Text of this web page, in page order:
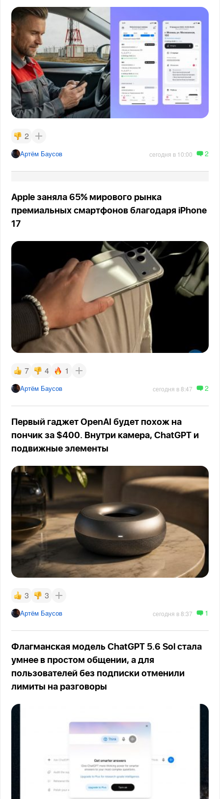
2
Артём Баусов сегодня в 10:00 2
Apple заняла 65% мирового рынка
премиальных смартфонов благодаря iPhone
17
7 4 1
Артём Баусов сегодня в 8:47 2
Первый гаджет OpenAI будет похож на
пончик за $400. Внутри камера, ChatGPT и
подвижные элементы
3 3
Артём Баусов сегодня в 8:37 1
Флагманская модель ChatGPT 5.6 Sol стала
умнее в простом общении, а для
пользователей без подписки отменили
лимиты на разговоры